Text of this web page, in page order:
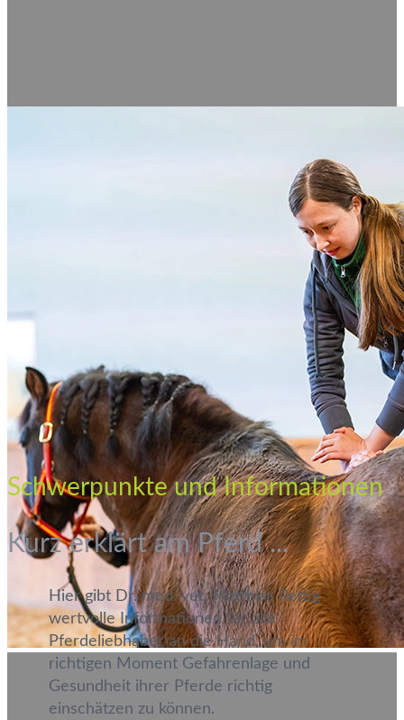
Schwerpunkte​ und Informationen
Kurz erklärt am Pferd ...
Hier gibt Dr. med. vet. Matthias Rettig
wertvolle Informationen für alle
Pferdeliebhaber an die Hand, um im
richtigen Moment Gefahrenlage und
Gesundheit ihrer Pferde richtig
einschätzen zu können.